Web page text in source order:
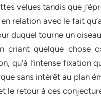
velues tandis que
relation avec le fait
duquel tourne un
criant quelque chose
qu’à l’intense fixation
sans intérêt au plan
le retour à ces